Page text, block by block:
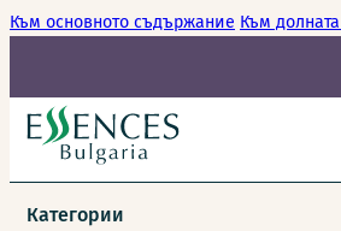
Към основното съдържание Към
Категории